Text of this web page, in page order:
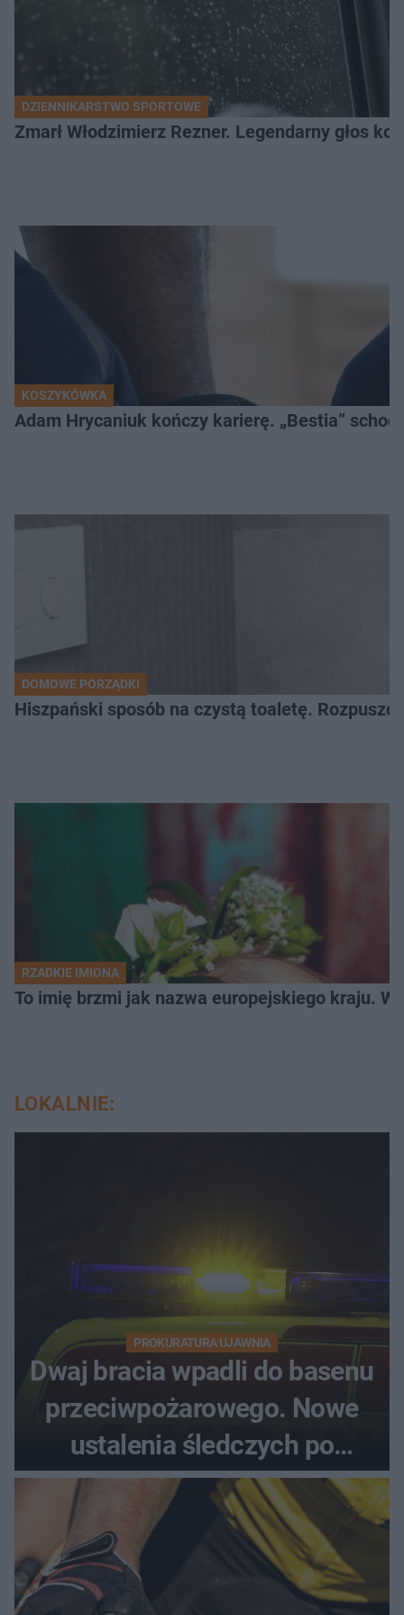
DZIENNIKARSTWO SPORTOWE
Zmarł Włodzimierz Rezner. Legendarny głos
KOSZYKÓWKA
Adam Hrycaniuk kończy karierę. „Bestia”
DOMOWE PORZĄDKI
Hiszpański sposób na czystą toaletę.
RZADKIE IMIONA
To imię brzmi jak nazwa europejskiego kraju.
LOKALNIE:
PROKURATURA UJAWNIA
Dwaj bracia wpadli do basenu
przeciwpożarowego. Nowe
ustalenia śledczych po
dramatycznej akcji